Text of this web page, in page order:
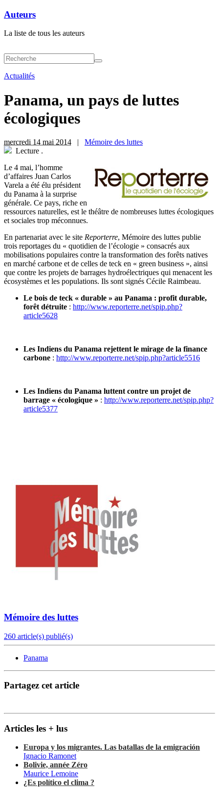
Auteurs
La liste de tous les auteurs
Actualités
Panama, un pays de luttes
écologiques
mercredi 14 mai 2014 | Mémoire des luttes
Lecture .
Le 4 mai, l’homme
d’affaires Juan Carlos
Varela a été élu président
du Panama à la surprise
générale. Ce pays, riche en
ressources naturelles, est le théâtre de nombreuses luttes écologiques
et sociales trop méconnues.
En partenariat avec le site Reporterre, Mémoire des luttes publie
trois reportages du « quotidien de l’écologie » consacrés aux
mobilisations populaires contre la transformation des forêts natives
en marché carbone et de celles de teck en « green business », ainsi
que contre les projets de barrages hydroélectriques qui menacent les
écosystèmes et les populations. Ils sont signés Cécile Raimbeau.
Le bois de teck « durable » au Panama : profit durable,
forêt détruite : http://www.reporterre.net/spip.php?
article5628
Les Indiens du Panama rejettent le mirage de la finance
carbone : http://www.reporterre.net/spip.php?article5516
Les Indiens du Panama luttent contre un projet de
barrage « écologique » : http://www.reporterre.net/spip.php?
article5377
Mémoire des luttes
260 article(s) publié(s)
Panama
Partagez cet article
Articles les + lus
Europa y los migrantes. Las batallas de la emigración
Ignacio Ramonet
Bolivie, année Zéro
Maurice Lemoine
¿Es político el clima ?